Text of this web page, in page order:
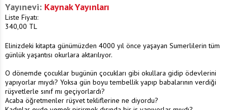
Yayınevi: Kaynak Yayınları
Liste Fiyatı:
340,00 TL
Elinizdeki kitapta günümüzden 4000 yıl önce yaşayan Sumerlilerin tüm
günlük yaşantısı okurlara aktarılıyor.
O dönemde çocuklar bugünün çocukları gibi okullara gidip ödevlerini
yapıyorlar mıydı? Yoksa gün boyu tembellik yapıp babalarının verdiği
rüşvetlerle sınıf mı geçiyorlardı?
Acaba öğretmenler rüşvet tekliflerine ne diyordu?